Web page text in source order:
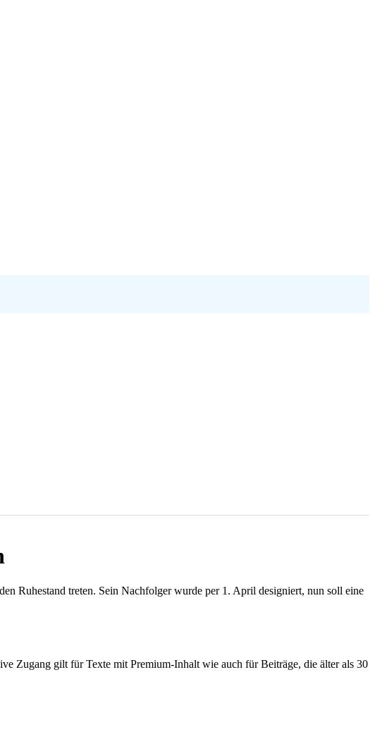
Ruhestand treten. Sein Nachfolger wurde per 1. April designiert, nun soll eine
Zugang gilt für Texte mit Premium-Inhalt wie auch für Beiträge, die älter als 30